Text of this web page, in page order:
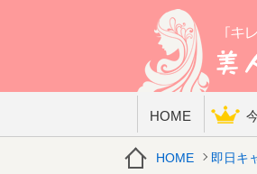
HOME
HOME 即日キ